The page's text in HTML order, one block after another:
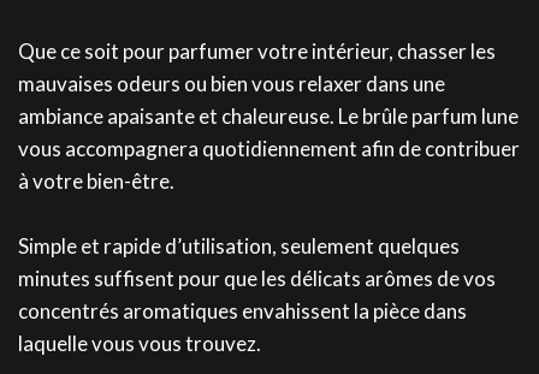
Que ce soit pour parfumer votre intérieur, chasser les
mauvaises odeurs ou bien vous relaxer dans une
ambiance apaisante et chaleureuse. Le brûle parfum lune
vous accompagnera quotidiennement afin de contribuer
à votre bien-être.
Simple et rapide d’utilisation, seulement quelques
minutes suffisent pour que les délicats arômes de vos
concentrés aromatiques envahissent la pièce dans
laquelle vous vous trouvez.